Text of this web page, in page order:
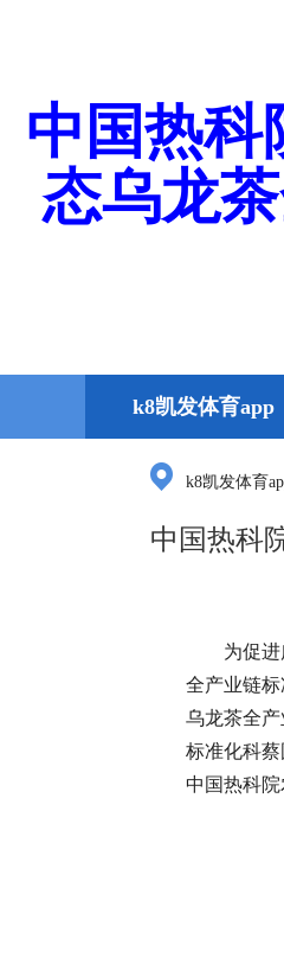
中国热
态乌龙
k8凯发体育app
k8凯发体育
中国热科
为促
全产业链
乌龙茶全
标准化科
中国热科院